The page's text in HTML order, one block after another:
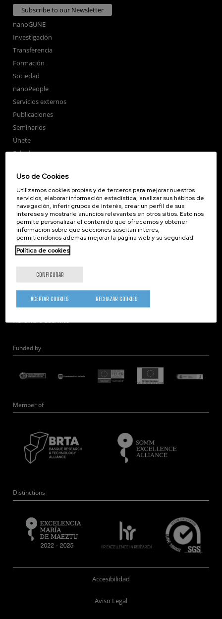
Subscribe to our Newsletter
nanoGUNE
Investigación
Transferencia
Formación
Sociedad
nanoPeople
Servicios externos
Publicaciones
Seminarios
Únete
Sala de prensa
Corporate Compliance
Nanomagnetismo
Nanoóptica
Autoensamblado
Nanobiosistemas
Nanodispositivos
Microscopía Electrónica
Teoría
Nanomateriales
Microscopía de Detección Cuántica
Nanoingeniería
Hardware Cuántico
Funded by
Member of
Distinctions
Accesibilidad
Aviso Legal
Uso de Cookies
Utilizamos cookies propias y de terceros para mejorar nuestros
servicios, elaborar información estadística, analizar sus hábitos de
navegación, inferir grupos de interés, crear un perfil de sus
intereses y mostrarle anuncios relevantes en otros sitios. Esto nos
permite personalizar el contenido que ofrecemos y obtener
información sobre qué secciones suscitan interés,
permitiéndonos además mejorar la página web y su seguridad.
Política de cookies
CONFIGURAR
RECHAZAR COOKIES
ACEPTAR COOKIES